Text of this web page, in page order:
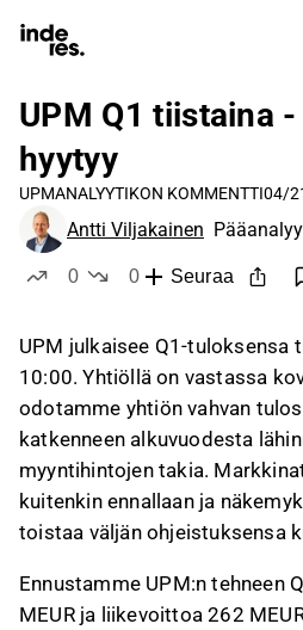
UPM Q1 tiistaina
hyytyy
UPMANALYYTIKON KOMMENTTI04/
Antti Viljakainen
0
0
Seuraa
UPM julkaisee Q1-tuloksensa
10:00. Yhtiöllä on vastassa
odotamme yhtiön vahvan
katkenneen alkuvuodesta
myyntihintojen takia.
kuitenkin ennallaan ja
toistaa väljän ohjeistuksensa
Ennustamme UPM:n tehneen
MEUR ja liikevoittoa 262